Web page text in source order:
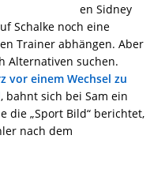
en Sidney
Schalke noch eine
Trainer abhängen. Aber
Alternativen suchen.
vor einem Wechsel zu
, bahnt sich bei Sam ein
die „Sport Bild“ berichtet,
nach dem